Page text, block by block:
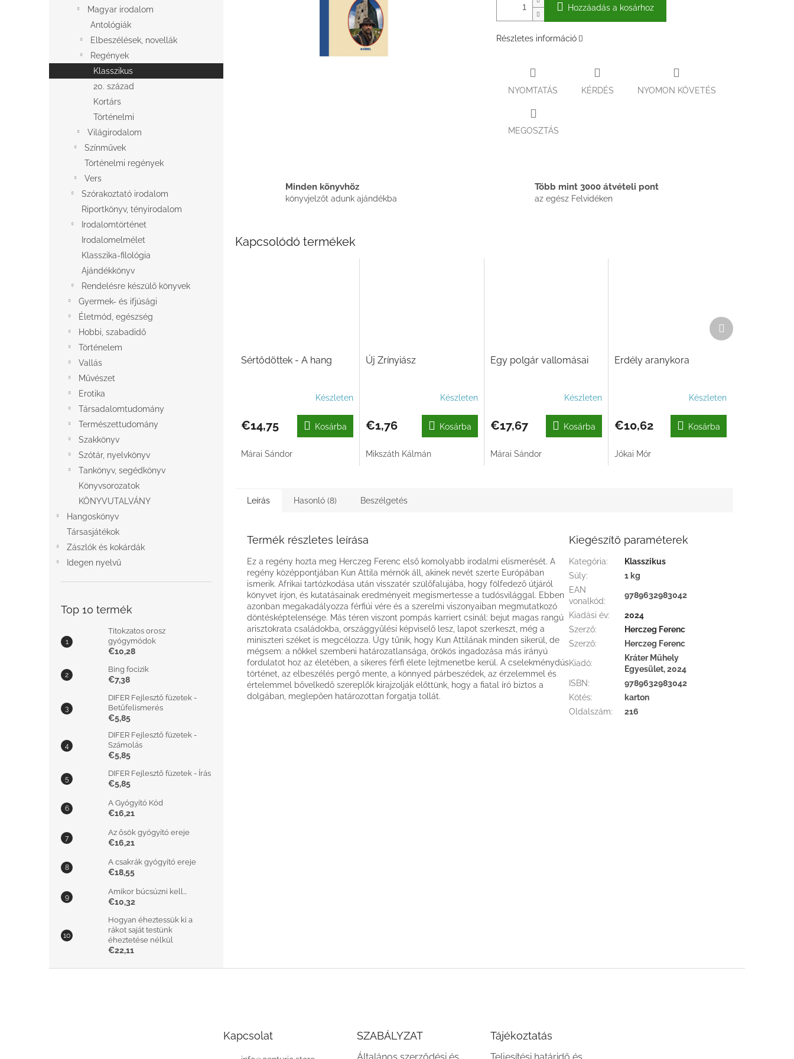
Magyar irodalom
Antológiák
Elbeszélések, novellák
Regények
Klasszikus
20. század
Kortárs
Történelmi
Világirodalom
Színművek
Történelmi regények
Vers
Szórakoztató irodalom
Riportkönyv, tényirodalom
Irodalomtörténet
Irodalomelmélet
Klasszika-filológia
Ajándékkönyv
Rendelésre készülő könyvek
Gyermek- és ifjúsági
Életmód, egészség
Hobbi, szabadidő
Történelem
Vallás
Művészet
Erotika
Társadalomtudomány
Természettudomány
Szakkönyv
Szótár, nyelvkönyv
Tankönyv, segédkönyv
Könyvsorozatok
KÖNYVUTALVÁNY
Hangoskönyv
Társasjátékok
Zászlók és kokárdák
Idegen nyelvű
Top 10 termék
Titokzatos orosz
gyógymódok
€10,28
Bing focizik
€7,38
DIFER Fejlesztő füzetek -
Betűfelismerés
€5,85
DIFER Fejlesztő füzetek -
Számolás
€5,85
DIFER Fejlesztő füzetek - Írás
€5,85
A Gyógyító Kód
€16,21
Az ősök gyógyító ereje
€16,21
A csakrák gyógyító ereje
€18,55
Amikor búcsúzni kell...
€10,32
Hogyan éheztessük ki a
rákot saját testünk
éheztetése nélkül
€22,11
Hozzáadás a kosárhoz
Részletes információ
NYOMTATÁS KÉRDÉS NYOMON KÖVETÉS
MEGOSZTÁS
Minden könyvhöz
könyvjelzőt adunk ajándékba
Több mint 3000 átvételi pont
az egész Felvidéken
Kapcsolódó termékek
Sértődöttek - A hang
Készleten
€14,75 Kosárba
Márai Sándor
Új Zrínyiász
Készleten
€1,76 Kosárba
Mikszáth Kálmán
Egy polgár vallomásai
Készleten
€17,67 Kosárba
Márai Sándor
Erdély aranykora
Készleten
€10,62 Kosárba
Jókai Mór
Következő
termék
Leírás Hasonló (8) Beszélgetés
Termék részletes leírása
Ez a regény hozta meg Herczeg Ferenc első komolyabb irodalmi elismerését. A
regény középpontjában Kun Attila mérnök áll, akinek nevét szerte Európában
ismerik. Afrikai tartózkodása után visszatér szülőfalujába, hogy fölfedező útjáról
könyvet írjon, és kutatásainak eredményeit megismertesse a tudósvilággal. Ebben
azonban megakadályozza férfiúi vére és a szerelmi viszonyaiban megmutatkozó
döntésképtelensége. Más téren viszont pompás karriert csinál: bejut magas rangú
arisztokrata családokba, országgyűlési képviselő lesz, lapot szerkeszt, még a
miniszteri széket is megcélozza. Úgy tűnik, hogy Kun Attilának minden sikerül, de
mégsem: a nőkkel szembeni határozatlansága, örökös ingadozása más irányú
fordulatot hoz az életében, a sikeres férfi élete lejtmenetbe kerül. A cselekménydús
történet, az elbeszélés pergő mente, a könnyed párbeszédek, az érzelemmel és
értelemmel bővelkedő szereplők kirajzolják előttünk, hogy a fiatal író biztos a
dolgában, meglepően határozottan forgatja tollát.
Kiegészítő paraméterek
Kategória:
Klasszikus
Súly:
1 kg
EAN
vonalkód:
9789632983042
Kiadási év:
2024
Szerző:
Herczeg Ferenc
Szerző: Herczeg Ferenc
Kiadó:
Kráter Műhely
Egyesület, 2024
ISBN:
9789632983042
Kötés:
karton
Oldalszám: 216
Kapcsolat SZABÁLYZAT Tájékoztatás